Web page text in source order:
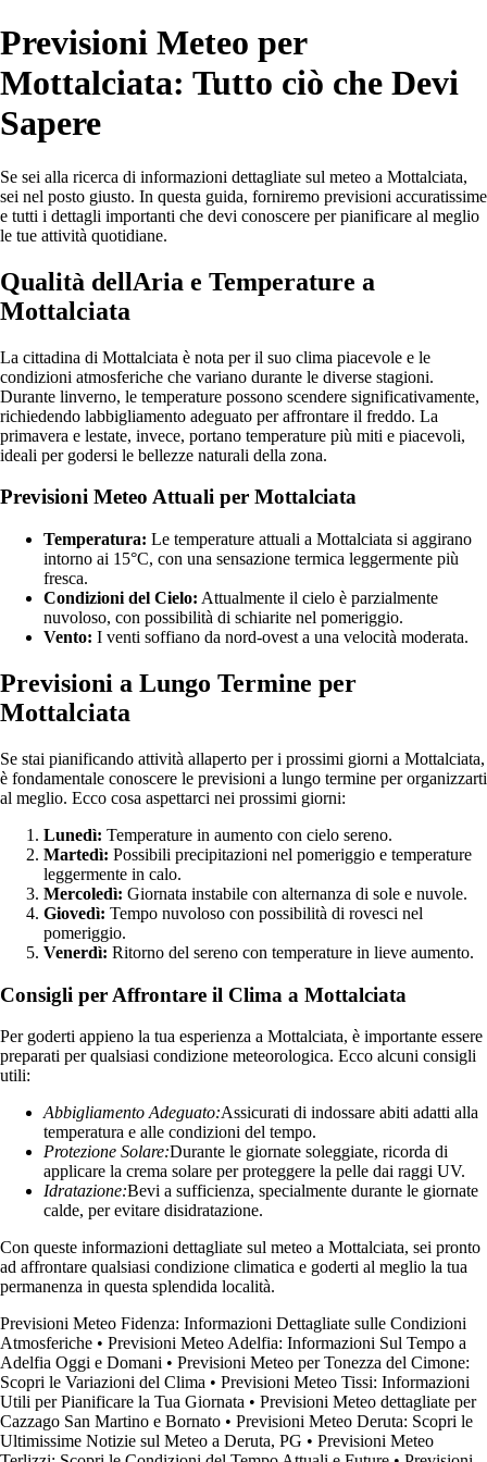
Previsioni Meteo per
Mottalciata: Tutto ciò che Devi
Sapere
Se sei alla ricerca di informazioni dettagliate sul meteo a Mottalciata,
sei nel posto giusto. In questa guida, forniremo previsioni accuratissime
e tutti i dettagli importanti che devi conoscere per pianificare al meglio
le tue attività quotidiane.
Qualità dellAria e Temperature a
Mottalciata
La cittadina di Mottalciata è nota per il suo clima piacevole e le
condizioni atmosferiche che variano durante le diverse stagioni.
Durante linverno, le temperature possono scendere significativamente,
richiedendo labbigliamento adeguato per affrontare il freddo. La
primavera e lestate, invece, portano temperature più miti e piacevoli,
ideali per godersi le bellezze naturali della zona.
Previsioni Meteo Attuali per Mottalciata
Temperatura: Le temperature attuali a Mottalciata si aggirano
intorno ai 15°C, con una sensazione termica leggermente più
fresca.
Condizioni del Cielo: Attualmente il cielo è parzialmente
nuvoloso, con possibilità di schiarite nel pomeriggio.
Vento: I venti soffiano da nord-ovest a una velocità moderata.
Previsioni a Lungo Termine per
Mottalciata
Se stai pianificando attività allaperto per i prossimi giorni a Mottalciata,
è fondamentale conoscere le previsioni a lungo termine per organizzarti
al meglio. Ecco cosa aspettarci nei prossimi giorni:
Lunedì: Temperature in aumento con cielo sereno.
Martedì: Possibili precipitazioni nel pomeriggio e temperature
leggermente in calo.
Mercoledì: Giornata instabile con alternanza di sole e nuvole.
Giovedì: Tempo nuvoloso con possibilità di rovesci nel
pomeriggio.
Venerdì: Ritorno del sereno con temperature in lieve aumento.
Consigli per Affrontare il Clima a Mottalciata
Per goderti appieno la tua esperienza a Mottalciata, è importante essere
preparati per qualsiasi condizione meteorologica. Ecco alcuni consigli
utili:
Abbigliamento Adeguato:Assicurati di indossare abiti adatti alla
temperatura e alle condizioni del tempo.
Protezione Solare:Durante le giornate soleggiate, ricorda di
applicare la crema solare per proteggere la pelle dai raggi UV.
Idratazione:Bevi a sufficienza, specialmente durante le giornate
calde, per evitare disidratazione.
Con queste informazioni dettagliate sul meteo a Mottalciata, sei pronto
ad affrontare qualsiasi condizione climatica e goderti al meglio la tua
permanenza in questa splendida località.
Previsioni Meteo Fidenza: Informazioni Dettagliate sulle Condizioni
Atmosferiche • Previsioni Meteo Adelfia: Informazioni Sul Tempo a
Adelfia Oggi e Domani • Previsioni Meteo per Tonezza del Cimone:
Scopri le Variazioni del Clima • Previsioni Meteo Tissi: Informazioni
Utili per Pianificare la Tua Giornata • Previsioni Meteo dettagliate per
Cazzago San Martino e Bornato • Previsioni Meteo Deruta: Scopri le
Ultimissime Notizie sul Meteo a Deruta, PG • Previsioni Meteo